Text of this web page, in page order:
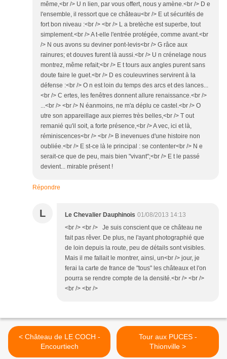
même,<br /> U n lien, par vous offert, nous y amène.<br /> D e
l'ensemble, il ressort que ce château<br /> E ut sécurités de
fort bon niveau :<br /> <br /> L a bretèche est superbe, tout
simplement.<br /> A t-elle l'entrée protégée, comme avant.<br
/> N ous avons su deviner pont-levis<br /> G râce aux
rainures; et douves furent là aussi.<br /> U n crénelage nous
montrez, même refait;<br /> E t tours aux angles purent sans
doute faire le guet.<br /> D es couleuvrines servirent à la
défense :<br /> O n est loin du temps des arcs et des lances...
<br /> C ertes, les fenêtres donnent allure renaissance.<br />
...<br /> <br /> N éanmoins, ne m'a déplu ce castel.<br /> O
utre son appareillage aux pierres très belles,<br /> T out
remanié qu'il soit, a forte présence,<br /> A vec, ici et là,
réminiscences<br /> <br /> B inevenues d'une histoire non
oubliée.<br /> E st-ce là le principal : se contenter<br /> N e
serait-ce que de peu, mais bien "vivant";<br /> E t le passé
devient... mirable présent !
Répondre
L Le Chevalier Dauphinois 01/08/2013 14:13
<br /> <br /> Je suis conscient que ce château ne
fait pas rêver. De plus, ne l'ayant photographié que
de loin depuis la route, peu de détails sont visibles.
Mais il me fallait le montrer, ainsi, un<br /> jour, je
ferai la carte de france de "tous" les châteaux et l'on
pourra se rendre compte de la densité.<br /> <br />
<br /> <br />
< Château de LE COCH -
Encourtiech
Tour aux PUCES -
Thionville >